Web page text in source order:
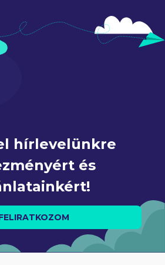
hírlevelünkre
és